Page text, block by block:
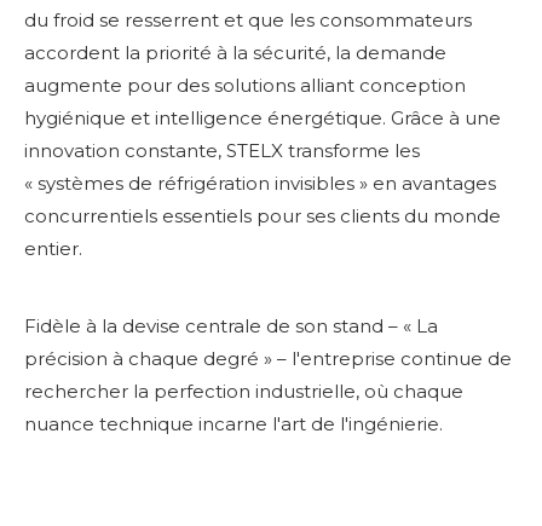
du froid se resserrent et que les consommateurs
accordent la priorité à la sécurité, la demande
augmente pour des solutions alliant conception
hygiénique et intelligence énergétique. Grâce à une
innovation constante, STELX transforme les
« systèmes de réfrigération invisibles » en avantages
concurrentiels essentiels pour ses clients du monde
entier.
Fidèle à la devise centrale de son stand – « La
précision à chaque degré » – l'entreprise continue de
rechercher la perfection industrielle, où chaque
nuance technique incarne l'art de l'ingénierie.